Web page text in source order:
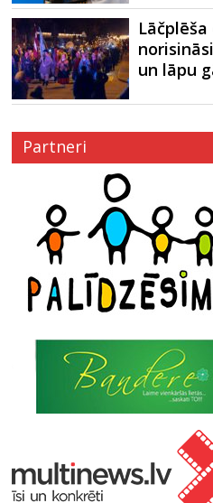
un lāpu
Partneri